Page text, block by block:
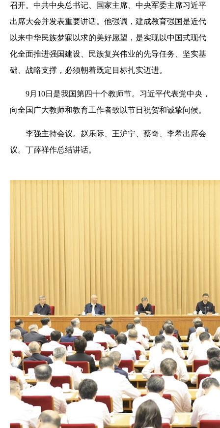
召开。中共中央总书记、国家主席、中央军委主席习近平
出席大会并发表重要讲话。他强调，建成教育强国是近代
以来中华民族梦寐以求的美好愿望，是实现以中国式现代
化全面推进强国建设、民族复兴伟业的先导任务、坚实基
础、战略支撑，必须朝着既定目标扎实迈进。
9月10日是我国第四十个教师节。习近平代表党中央，
向全国广大教师和教育工作者致以节日祝贺和诚挚问候。
李强主持会议。赵乐际、王沪宁、蔡奇、李希出席会
议。丁薛祥作总结讲话。